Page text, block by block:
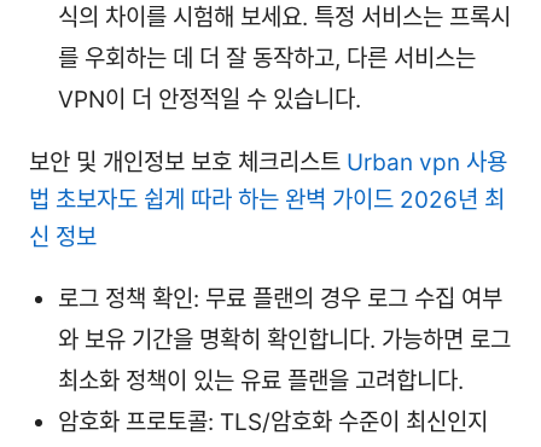
식의 차이를 시험해 보세요. 특정 서비스는 프록시
를 우회하는 데 더 잘 동작하고, 다른 서비스는
VPN이 더 안정적일 수 있습니다.
보안 및 개인정보 보호 체크리스트 Urban vpn 사용
법 초보자도 쉽게 따라 하는 완벽 가이드 2026년 최
신 정보
로그 정책 확인: 무료 플랜의 경우 로그 수집 여부
와 보유 기간을 명확히 확인합니다. 가능하면 로그
최소화 정책이 있는 유료 플랜을 고려합니다.
암호화 프로토콜: TLS/암호화 수준이 최신인지